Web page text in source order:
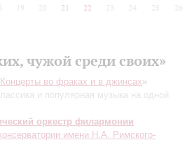
19 20 21 22 23 24 25 26
чужой среди своих»
Концерты во фраках и в джинсах»
и популярная музыка на одной
оркестр филармонии
имени Н.А. Римского-